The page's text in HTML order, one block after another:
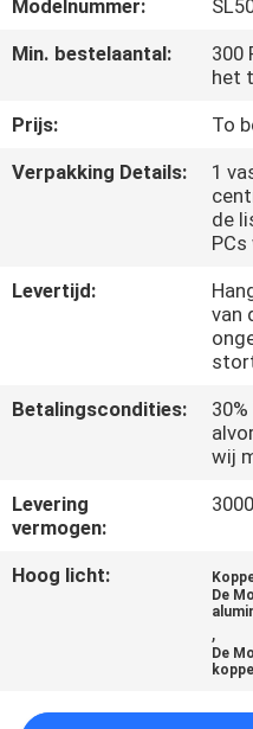
NIEUWS
OFFERTE
PRIVACYBELEID
Modelnummer:
Min. bestelaantal:
300
het
Prijs:
To
Verpakking Details:
1
de
Levertijd:
van
Betalingscondities:
wij
Levering
vermogen:
Hoog licht:
De
,
De